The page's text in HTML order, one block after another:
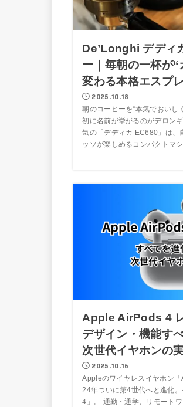
De’Longhi デディ
ー｜毎朝の一杯が“
変わる本格エスプ
2025.10.18
朝のコーヒーを“本気でおいし
初に名前が挙がるのがデロン
気の「デディカ EC680」は、
ッソが楽しめるコンパクトマ
Apple AirPods 4
デザイン・機能す
次世代イヤホンの
2025.10.16
Appleのワイヤレスイヤホン
24年ついに第4世代へと進化
4」。 通勤・通学、リモート